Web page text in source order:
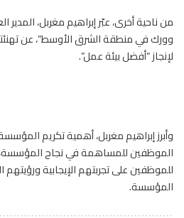
من ناحية أخرى، عبّر إبراهيم مغربل،
وورك في منطقة الشرق الأوسط”، عن
لإنجاز “أفضل بيئة عمل”.
وأبرز إبراهيم مغربل، أهمية تكريم
الموظفين للمساهمة في نجاح المؤسسة،
للموظفين على تجربتهم الإيجابية
المؤسسة.